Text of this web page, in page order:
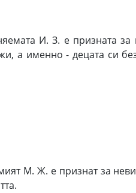
И. З. е призната за
а именно - децата си
М. Ж. е признат за